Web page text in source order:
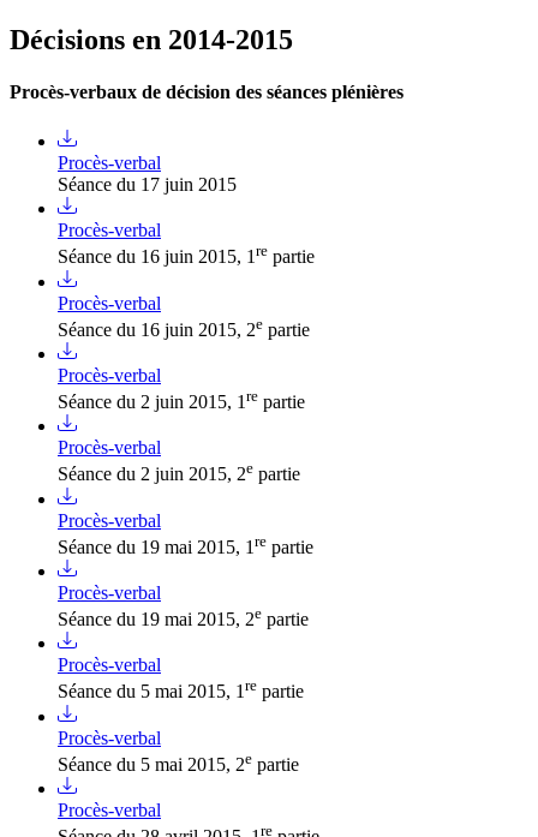
Décisions en 2014-2015
Procès-verbaux de décision des séances plénières
Procès-verbal
Séance du 17 juin 2015
Procès-verbal
Séance du 16 juin 2015, 1re partie
Procès-verbal
Séance du 16 juin 2015, 2e partie
Procès-verbal
Séance du 2 juin 2015, 1 re partie
Procès-verbal
Séance du 2 juin 2015, 2e partie
Procès-verbal
Séance du 19 mai 2015, 1 re partie
Procès-verbal
Séance du 19 mai 2015, 2e partie
Procès-verbal
Séance du 5 mai 2015, 1re partie
Procès-verbal
Séance du 5 mai 2015, 2e partie
Procès-verbal
re